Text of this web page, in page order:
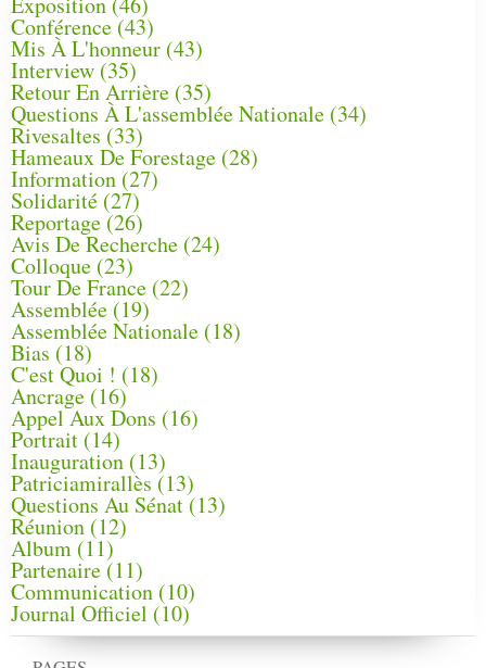
Conférence(43)
Mis À L'honneur (43)
Interview (35)
Retour En Arrière (35)
Questions À L'assemblée Nationale (34)
Rivesaltes (33)
Hameaux De Forestage (28)
Information (27)
Solidarité (27)
Reportage(26)
Avis De Recherche (24)
Colloque (23)
Tour De France (22)
Assemblée (19)
Assemblée Nationale (18)
Bias (18)
C'est Quoi ! (18)
Ancrage (16)
Appel Aux Dons (16)
Portrait (14)
Inauguration (13)
Patriciamirallès (13)
Questions Au Sénat(13)
Réunion (12)
Album (11)
Partenaire(11)
Communication (10)
Journal Officiel (10)